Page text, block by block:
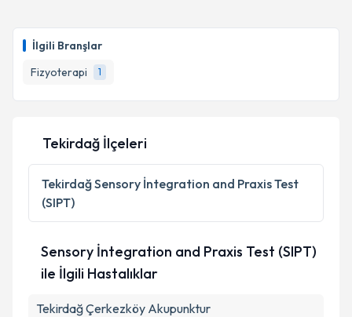
İlgili Branşlar
Fizyoterapi
1
Tekirdağ İlçeleri
TekirdağSensory İntegration and Praxis Test
(SIPT)
Sensory İntegration and Praxis Test (SIPT)
ile İlgili Hastalıklar
Tekirdağ Çerkezköy Akupunktur